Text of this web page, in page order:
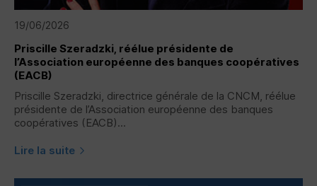
19/06/2026
Priscille Szeradzki, réélue présidente de
l’Association européenne des banques coopératives
(EACB)
Priscille Szeradzki, directrice générale de la CNCM , réélue
présidente de l’Association européenne des banques
coopératives (EACB)...
Lire la suite